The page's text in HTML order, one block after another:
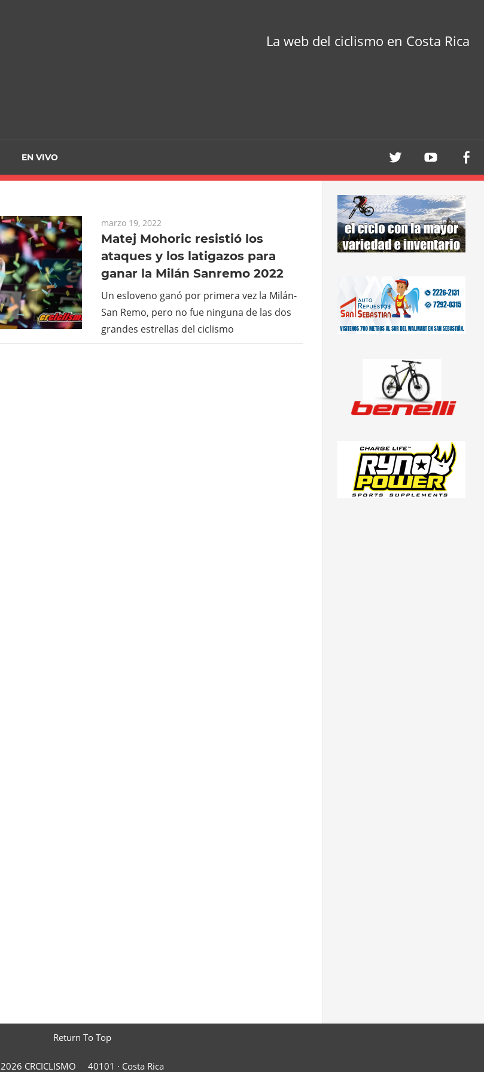
La web del ciclismo en Costa Rica
EN VIVO
marzo 19, 2022
Matej Mohoric resistió los
ataques y los latigazos para
ganar la Milán Sanremo 2022
Un esloveno ganó por primera vez la Milán-
San Remo, pero no fue ninguna de las dos
grandes estrellas del ciclismo
Return To Top
2026 CRCICLISMO 40101 · Costa Rica